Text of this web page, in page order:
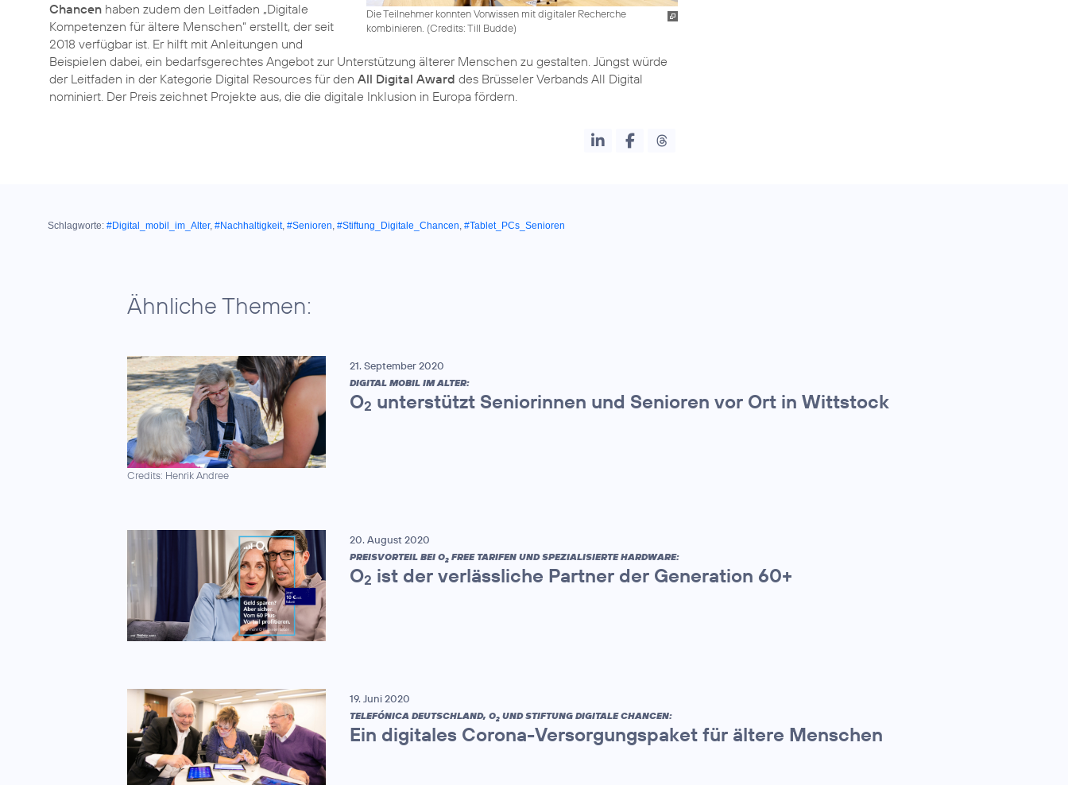
Die Teilnehmer konnten Vorwissen mit digitaler Recherche
kombinieren. (Credits: Till Budde)
Chancen haben zudem den Leitfaden „Digitale
Kompetenzen für ältere Menschen“ erstellt, der seit
2018 verfügbar ist. Er hilft mit Anleitungen und
Beispielen dabei, ein bedarfsgerechtes Angebot zur Unterstützung älterer Menschen zu gestalten. Jüngst würde
der Leitfaden in der Kategorie Digital Resources für den All Digital Award des Brüsseler Verbands All Digital
nominiert. Der Preis zeichnet Projekte aus, die die digitale Inklusion in Europa fördern.
Schlagworte: #Digital_mobil_im_Alter, #Nachhaltigkeit, #Senioren, #Stiftung_Digitale_Chancen, #Tablet_PCs_Senioren
Ähnliche Themen:
Credits: Henrik Andree
21. September 2020
DIGITAL MOBIL IM ALTER:
O2 unterstützt Seniorinnen und Senioren vor Ort in Wittstock
20. August 2020
PREISVORTEIL BEI O2 FREE TARIFEN UND SPEZIALISIERTE HARDWARE:
O2 ist der verlässliche Partner der Generation 60+
19. Juni 2020
TELEFÓNICA DEUTSCHLAND, O2 UND STIFTUNG DIGITALE CHANCEN:
Ein digitales Corona-Versorgungspaket für ältere Menschen